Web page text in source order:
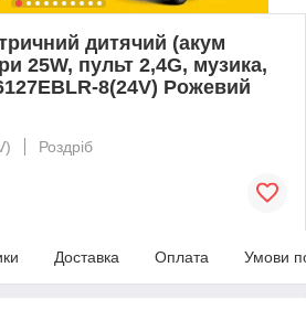
дитячий (акум
25W, пульт 2,4G, музика,
8(24V) Рожевий
Роздріб
Доставка Оплата Умови